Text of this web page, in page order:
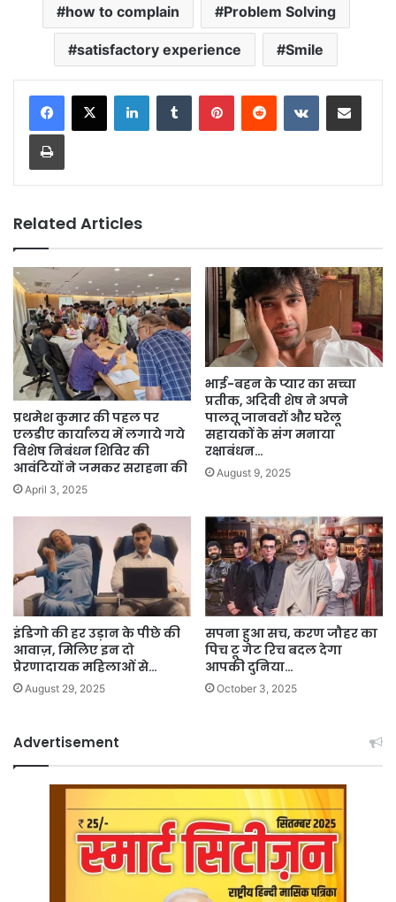
how to complain Problem Solving
satisfactory experience Smile
LinkedInTumblr PinterestReddit VKontakteShare via Email
Print
Related Articles
प्रथमेश कुमार की पहल पर
एलडीए कार्यालय में लगाये गये
विशेष निबंधन शिविर की
आवंटियों ने जमकर सराहना की
April 3, 2025
भाई-बहन के प्यार का सच्चा
प्रतीक, अदिवी शेष ने अपने
पालतू जानवरों और घरेलू
सहायकों के संग मनाया
रक्षाबंधन…
August 9, 2025
इंडिगो की हर उड़ान के पीछे की
आवाज़, मिलिए इन दो
प्रेरणादायक महिलाओं से…
August 29, 2025
सपना हुआ सच, करण जौहर का
पिच टू गेट रिच बदल देगा
आपकी दुनिया…
October 3, 2025
Advertisement